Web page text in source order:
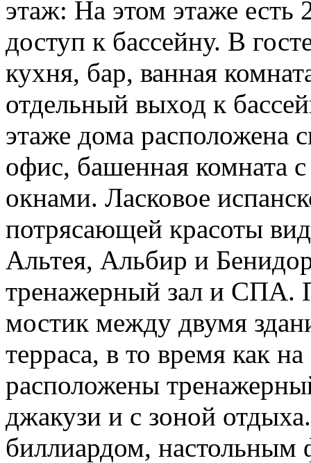
этаж: На этом этаже есть
доступ к бассейну. В
кухня, бар, ванная
отдельный выход к
этаже дома расположена
офис, башенная комната
окнами. Ласковое
потрясающей красоты
Альтея, Альбир и
тренажерный зал и СПА.
мостик между двумя
терраса, в то время как
расположены
джакузи и с зоной
биллиардом, настольным